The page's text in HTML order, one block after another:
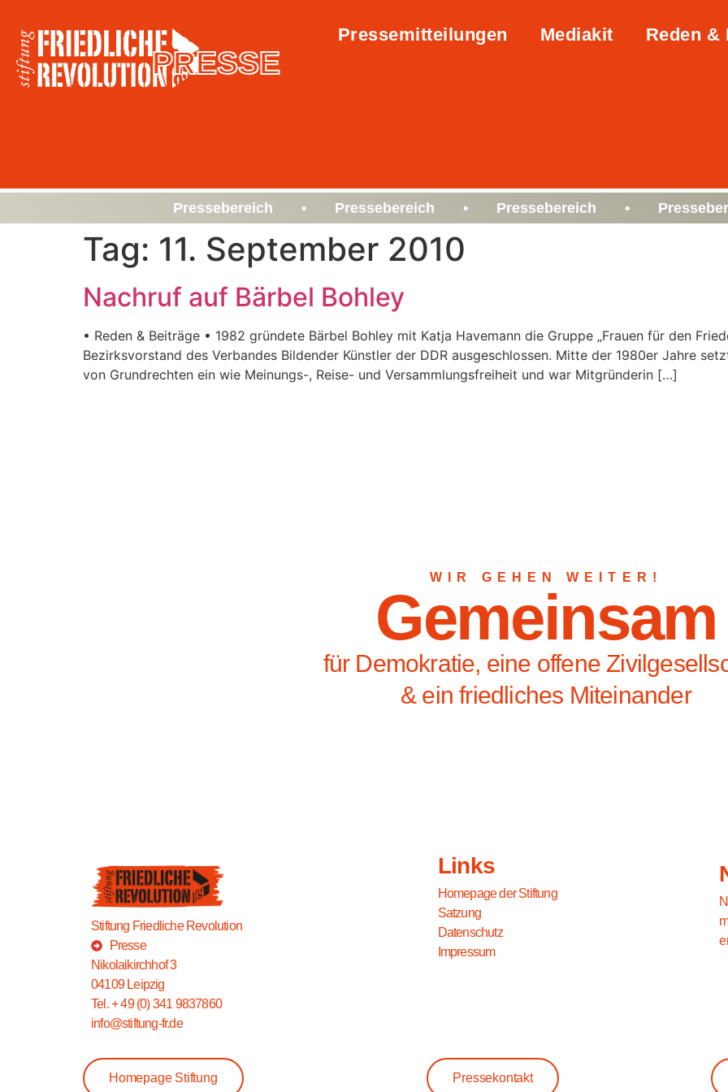
PRESSE
Pressemitteilungen Mediakit Reden &
Pressebereich • Pressebereich • Pressebereich •
Tag: 11. September 2010
Nachruf auf Bärbel Bohley
• Reden & Beiträge • 1982 gründete Bärbel Bohley mit Katja Havemann die Gruppe „Frauen für den
Bezirksvorstand des Verbandes Bildender Künstler der DDR ausgeschlossen. Mitte der 1980er Jahre
von Grund­rechten ein wie Meinungs-, Reise- und Versammlungsfreiheit und war Mitgründerin […]
WIR GEHEN WEITER!
Gemeinsam
für Demokratie, eine offene
& ein friedliches Miteinander
Stiftung Friedliche Revolution
Presse
Nikolaikirchhof 3
04109 Leipzig
Tel. + 49 (0) 341 9837860
info@stiftung-fr.de
Links
Homepage der Stiftung
Satzung
Datenschutz
Impressum
Homepage Stiftung Pressekontakt